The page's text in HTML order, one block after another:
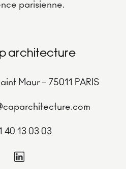
parisienne.
ARCHITECTURE
Maur – 75011 PARIS
40 13 03 03